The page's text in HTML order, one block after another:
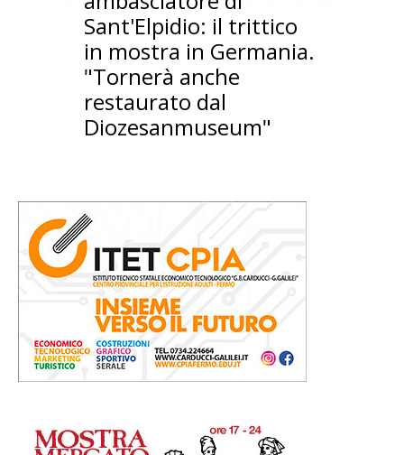
Sant'Elpidio: il trittico
in mostra in Germania.
"Tornerà anche
restaurato dal
Diozesanmuseum"